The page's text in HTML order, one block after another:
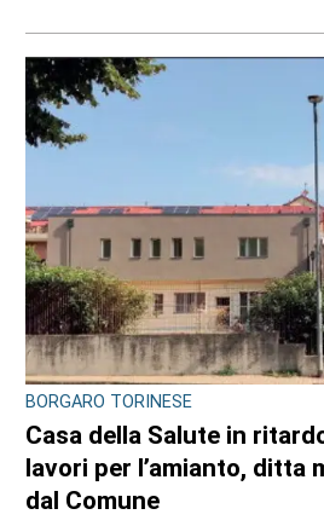
BORGARO TORINESE
Casa della Salute in
lavori per l’amianto, ditta
dal Comune